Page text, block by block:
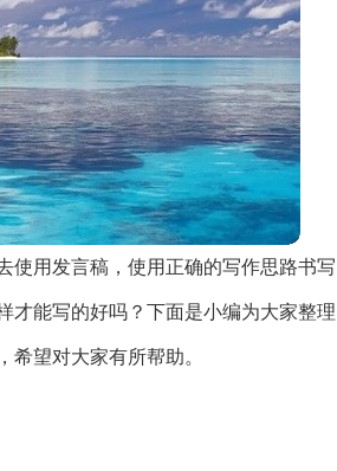
使用发言稿，使用正确的写作思路书写
才能写的好吗？下面是小编为大家整理
希望对大家有所帮助。